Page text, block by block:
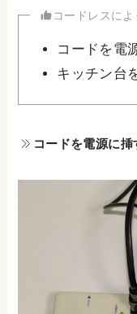
コードレスに
コードを電
キッチン台
コードを電源に挿